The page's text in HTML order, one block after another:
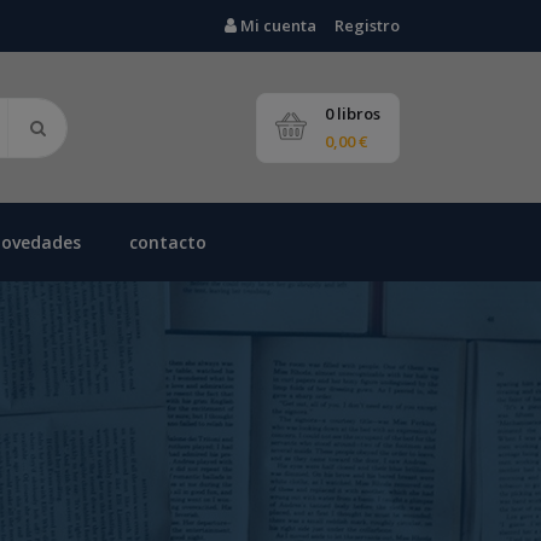
Mi cuenta Registro
0 libros
0,00 €
contacto